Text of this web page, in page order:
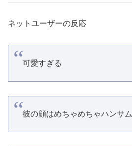
ネットユーザーの反応
可愛すぎる
彼の顔はめちゃめちゃハンサム